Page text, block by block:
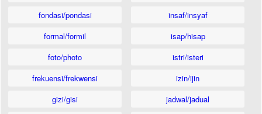
fondasi/pondasi
formal/formil
foto/photo
frekuensi/frekwensi
gizi/gisi
insaf/insyaf
isap/hisap
istri/isteri
izin/ijin
jadwal/jadual